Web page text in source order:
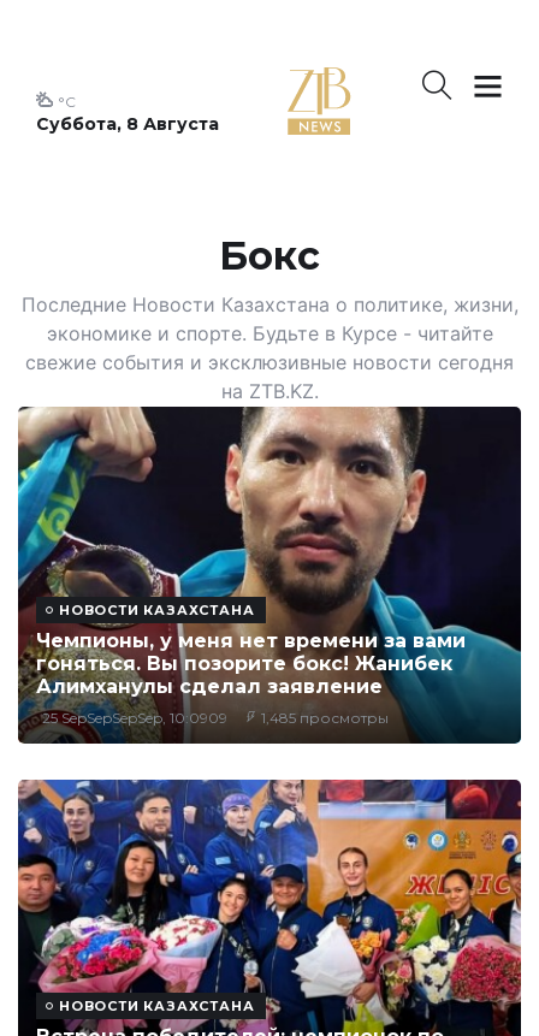
Суббота, 8 Августа
°C
Бокс
Последние Новости Казахстана о политике, жизни,
экономике и спорте. Будьте в Курсе - читайте
свежие события и эксклюзивные новости сегодня
на ZTB.KZ.
НОВОСТИ КАЗАХСТАНА
Чемпионы, у меня нет времени за вами
гоняться. Вы позорите бокс! Жанибек
Алимханулы сделал заявление
25 SepSepSepSep, 10:0909 1,485 просмотры
НОВОСТИ КАЗАХСТАНА